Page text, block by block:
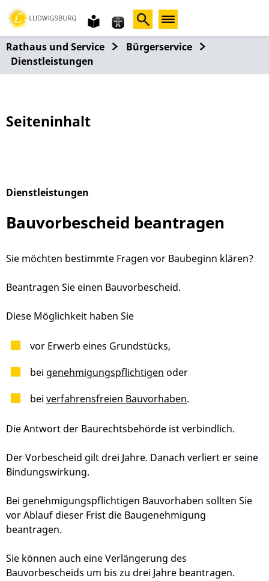
Gebärdensprache
leichte
Sprache
Rathaus und Service
Bürgerservice
Dienstleistungen
Seiteninhalt
Dienstleistungen
Bauvorbescheid beantragen
Sie möchten bestimmte Fragen vor Baubeginn klären?
Beantragen Sie einen Bauvorbescheid.
Diese Möglichkeit haben Sie
vor Erwerb eines Grundstücks,
bei genehmigungspflichtigen oder
bei verfahrensfreien Bauvorhaben.
Die Antwort der Baurechtsbehörde ist verbindlich.
Der Vorbescheid gilt drei Jahre. Danach verliert er seine
Bindungswirkung.
Bei genehmigungspflichtigen Bauvorhaben sollten Sie
vor Ablauf dieser Frist die Baugenehmigung
beantragen.
Sie können auch eine Verlängerung des
Bauvorbescheids um bis zu drei Jahre beantragen.